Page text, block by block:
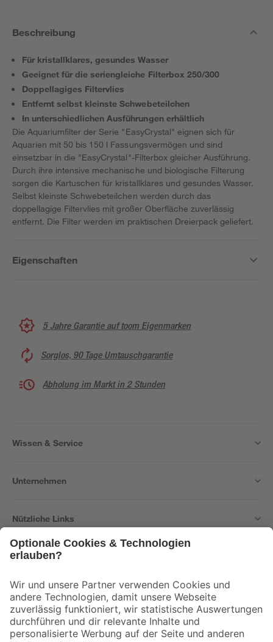
Beschreibung
Für kristallklares, gesundes Wasser
Geeignet für die seriengleiche Filterbox 250/300
Doppellagiges Filtervlies
Entfernt selbst kleinste Schwebeteilchen
In unterschiedlichen Ausführungen erhältlich
Die Aquariumfilter der Serie "EasyCrystal" eignen sich für
Aquarien mit 50 bis 150 l Fassungsvermögen und sind
einsetzbar in die "EasyCrystal"-Filterbox gleicher Ausführung.
Durch ihre intensive mechanische und biologische Filterung
sorgen die Kartuschen für kristallklares und gesundes Wasser.
Selbst kleinste Schwebeteilchen werden durch das
doppellagige Filtervlies mit großer Oberfläche zuverlässig
entfernt. Die Filter werden im praktischen Dreierpack geliefert.
Eigenschaften
5 Jahre Garantie auf toom Eigenmarken
Sorglos, 90 Tage Umtauschgarantie
Abholung im Markt in 2 Stunden
Wissen & Service
Unternehmen
Nützliche Links
Der toom Newsletter: Keine Angebote und Aktionen mehr verpassen!
Zur Newsletter Anmeldung